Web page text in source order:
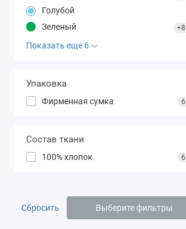
Голубой
Зеленый
+8
Показать еще 6
Упаковка
Фирменная сумка 6
Состав ткани
100% хлопок 6
Сбросить Выберите фильтры